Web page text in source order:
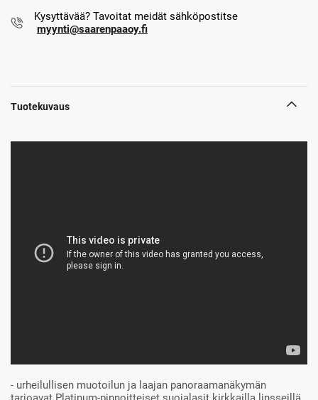
Kysyttävää? Tavoitat meidät sähköpostitse
myynti@saarenpaaoy.fi
Tuotekuvaus
- urheilullisen muotoilun ja laajan panoraamanäkymän